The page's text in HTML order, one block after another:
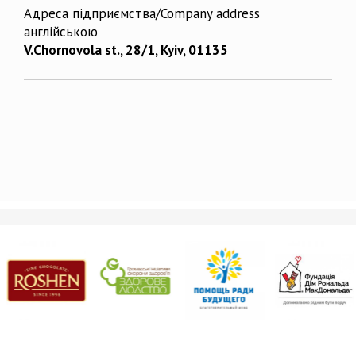
Адреса підприємства/Company address
англійською
V.Chornovola st., 28/1, Kyiv, 01135